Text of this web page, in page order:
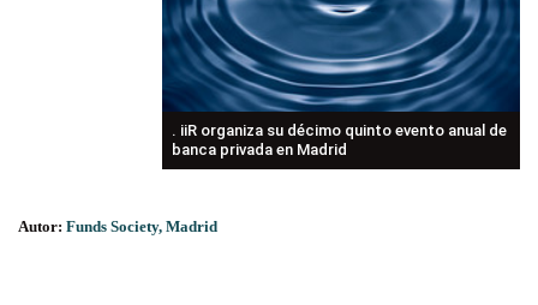
. iiR organiza su décimo quinto evento anual de
banca privada en Madrid
Autor: Funds Society, Madrid